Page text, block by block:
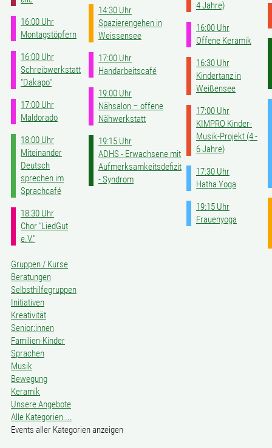
16:00 Uhr
Montagstöpfern
16:00 Uhr
Schreibwerkstatt
"Dakapo"
17:00 Uhr
Maldorado
18:00 Uhr
Miteinander
Deutsch
sprechen im
Sprachcafé
18:30 Uhr
Chor "LiedGut
e.V."
14:30 Uhr
Spazierengehen in
Weissensee
17:00 Uhr
Handarbeitscafé
19:00 Uhr
Nähsalon – offene
Nähwerkstatt
19:15 Uhr
ADHS - Erwachsene mit
Aufmerksamkeitsdefizit
- Syndrom
4 Jahre)
16:00 Uhr
Offene Keramik
16:30 Uhr
Kindertanz in
Weißensee
17:00 Uhr
KIMPRO Kinder-
Musik-Projekt (4 -
6 Jahre)
17:30 Uhr
Hatha Yoga
19:15 Uhr
Frauenyoga
Gruppen / Kurse
Beratungen
Selbsthilfegruppen
Initiativen
Kreativität
Senior:innen
Familien-Kinder
Sprachen
Musik
Bewegung
Keramik
Unsere Angebote
Alle Kategorien ...
Events aller Kategorien anzeigen